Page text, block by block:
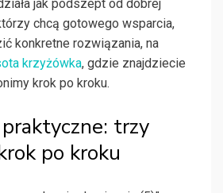
jak podszept od dobrej
chcą gotowego wsparcia,
konkretne rozwiązania, na
krzyżówka, gdzie znajdziecie
krok po kroku.
trzy
po kroku